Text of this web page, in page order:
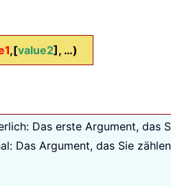
,[value2], …)
Das erste Argument, das
Das Argument, das Sie